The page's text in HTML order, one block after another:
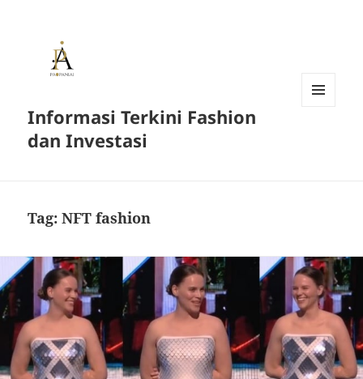
Informasi Terkini Fashion
dan Investasi
Tag:NFT fashion